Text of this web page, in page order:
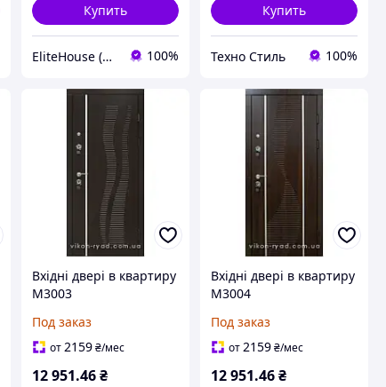
Купить
EliteHouse (ЭлитХауз) 100%
Купить
Техно Стиль 100%
Вхідні двері в квартиру
М3003
Под заказ
от2159 ₴/мес
12 951.46 ₴
Вхідні двері в квартиру
М3004
Под заказ
от2159₴/мес
12 951.46₴